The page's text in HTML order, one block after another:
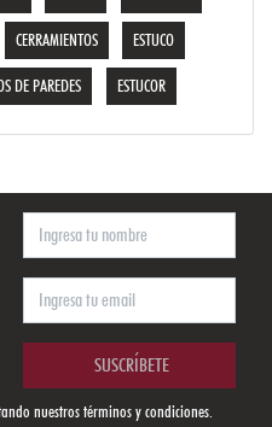
CERRAMIENTOS ESTUCO
DE PAREDES ESTUCOR
SUSCRÍBETE
nuestrostérminos y condiciones.